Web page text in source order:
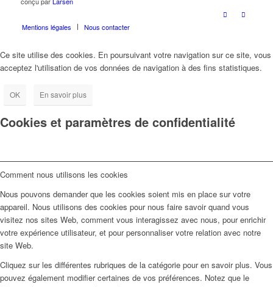
Mentions légales Nous contacter
Ce site utilise des cookies. En poursuivant votre navigation sur ce site, vous
acceptez l'utilisation de vos données de navigation à des fins statistiques.
OK En savoir plus
Cookies et paramètres de confidentialité
Comment nous utilisons les cookies
Nous pouvons demander que les cookies soient mis en place sur votre
appareil. Nous utilisons des cookies pour nous faire savoir quand vous
visitez nos sites Web, comment vous interagissez avec nous, pour enrichir
votre expérience utilisateur, et pour personnaliser votre relation avec notre
site Web.
Cliquez sur les différentes rubriques de la catégorie pour en savoir plus. Vous
pouvez également modifier certaines de vos préférences. Notez que le